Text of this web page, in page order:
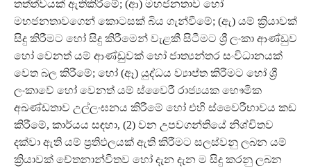
තත්ත්වයක් ඇතිකිරීමේ; (ආ) මහජනතාව හෝ
මහජනතාවගෙන් කොටසක් බිය ගැන්වීමේ; (ඇ) යම් ක්‍රියාවක්
සිදු කිරීමට හෝ සිදු කිරීමෙන් වැළකී සිටීමට ශ්‍රී ලංකා ආණ්ඩුව
හෝ වෙනත් යම් ආණ්ඩුවක් හෝ ජාත්‍යන්තර සංවිධානයක්
වෙත බල කිරීමේ; හෝ (ඈ) යුද්ධය ව්‍යාප්ත කිරීමට හෝ ශ්‍රී
ලංකාවේ හෝ වෙනත් යම් ස්වෛරී රාජ්‍යයක භෞමික
අඛණ්ඩතාව උල්ලංඝනය කිරීමේ හෝ එහි ස්වෛරීභාවය කඩ
කිරීමේ, කාර්යය සඳහා, (2) වන උපවගන්තියේ නිශ්චිතව
දක්වා ඇති යම් ප්‍රතිඵලයක් ඇති කිරීමට සලස්වනු ලබන යම්
ක්‍රියාවක් චේතනාන්විතව හෝ දැන දැන ම සිදු කරනු ලබන